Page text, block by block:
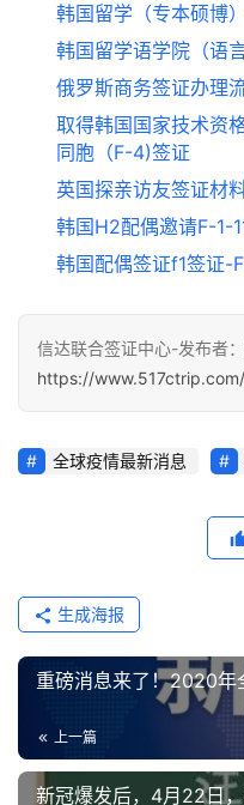
韩国留学（专本硕博
韩国留学语学院（语
俄罗斯商务签证办理
取得韩国国家技术资
同胞（F-4)签证
英国探亲访友签证材
韩国H2配偶邀请F-1-
韩国配偶签证f1签证-
信达联合签证中心-发布者
https://
全球疫情最新消息
生成海报
重磅消息来了！2020年
上一篇
新冠爆发后，4月22日